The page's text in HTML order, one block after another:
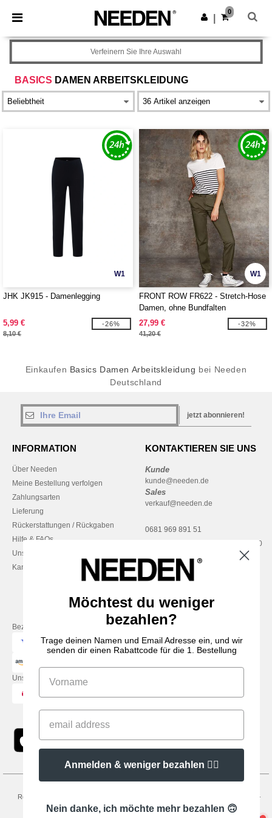
× Needen App
Bessere Preise in der App!
App holen
0
BASICS DAMEN ARBEITSKLEIDUNG
Verfeinern Sie Ihre Auswahl
W1
JHK JK915 - Damenlegging
5,99 €
8,10 €
-26%
W1
FRONT ROW FR622 - Stretch-Hose
Damen, ohne Bundfalten
27,99 €
41,20 €
-32%
Einkaufen Basics Damen Arbeitskleidung bei Needen
Deutschland
jetzt abonnieren!
INFORMATION
Über Needen
Meine Bestellung verfolgen
Zahlungsarten
Lieferung
Rückerstattungen / Rückgaben
Hilfe & FAQs
Unsere Engagements
Karriere
KONTAKTIEREN SIE UNS
Kunde
kunde@needen.de
Sales
verkauf@needen.de
0681 969 891 51
Montag – Donnerstag: 10:00–13:00
Freitag: 10:00–14:00
Bezahlung mit
Unsere Paketzusteller
Rechtliche Hinweise
-
General Contract Conditions- Cookie-Richtlinie-Site Map
Copyright 2026
Möchtest du weniger
bezahlen?
Trage deinen Namen und Email Adresse ein, und wir
senden dir einen Rabattcode für die 1. Bestellung
Anmelden & weniger bezahlen 👍🏼
Nein danke, ich möchte mehr bezahlen 🙃